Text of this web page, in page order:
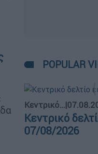
POPULAR
Κεντρικό...|
Κεντρικό
07/08/2026